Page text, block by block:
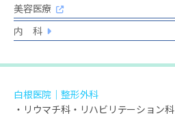
美容医療
内 科
白根医院｜整形外科
・リウマチ科・リハビリテーション科